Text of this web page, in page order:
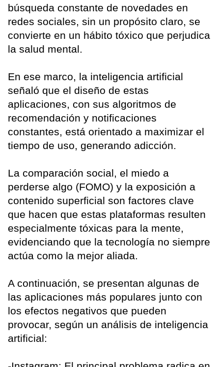
búsqueda constante de novedades en
redes sociales, sin un propósito claro, se
convierte en un hábito tóxico que perjudica
la salud mental.
En ese marco, la inteligencia artificial
señaló que el diseño de estas
aplicaciones, con sus algoritmos de
recomendación y notificaciones
constantes, está orientado a maximizar el
tiempo de uso, generando adicción.
La comparación social, el miedo a
perderse algo (FOMO) y la exposición a
contenido superficial son factores clave
que hacen que estas plataformas resulten
especialmente tóxicas para la mente,
evidenciando que la tecnología no siempre
actúa como la mejor aliada.
A continuación, se presentan algunas de
las aplicaciones más populares junto con
los efectos negativos que pueden
provocar, según un análisis de inteligencia
artificial: